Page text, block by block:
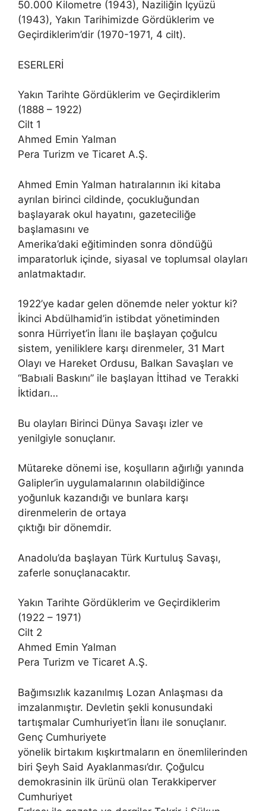
50.000 Kilometre (1943), Naziliğin İçyüzü
(1943), Yakın Tarihimizde Gördüklerim ve
Geçirdiklerim’dir (1970-1971, 4 cilt).
ESERLERİ
Yakın Tarihte Gördüklerim ve Geçirdiklerim
(1888 – 1922)
Cilt 1
Ahmed Emin Yalman
Pera Turizm ve Ticaret A.Ş.
Ahmed Emin Yalman hatıralarının iki kitaba
ayrılan birinci cildinde, çocukluğundan
başlayarak okul hayatını, gazeteciliğe
başlamasını ve
Amerika’daki eğitiminden sonra döndüğü
imparatorluk içinde, siyasal ve toplumsal olayları
anlatmaktadır.
1922’ye kadar gelen dönemde neler yoktur ki?
İkinci Abdülhamid’in istibdat yönetiminden
sonra Hürriyet’in İlanı ile başlayan çoğulcu
sistem, yeniliklere karşı direnmeler, 31 Mart
Olayı ve Hareket Ordusu, Balkan Savaşları ve
“Babıali Baskını” ile başlayan İttihad ve Terakki
İktidarı…
Bu olayları Birinci Dünya Savaşı izler ve
yenilgiyle sonuçlanır.
Mütareke dönemi ise, koşulların ağırlığı yanında
Galipler’in uygulamalarının olabildiğince
yoğunluk kazandığı ve bunlara karşı
direnmelerin de ortaya
çıktığı bir dönemdir.
Anadolu’da başlayan Türk Kurtuluş Savaşı,
zaferle sonuçlanacaktır.
Yakın Tarihte Gördüklerim ve Geçirdiklerim
(1922 – 1971)
Cilt 2
Ahmed Emin Yalman
Pera Turizm ve Ticaret A.Ş.
Bağımsızlık kazanılmış Lozan Anlaşması da
imzalanmıştır. Devletin şekli konusundaki
tartışmalar Cumhuriyet’in İlanı ile sonuçlanır.
Genç Cumhuriyete
yönelik birtakım kışkırtmaların en önemlilerinden
biri Şeyh Said Ayaklanması’dır. Çoğulcu
demokrasinin ilk ürünü olan Terakkiperver
Cumhuriyet